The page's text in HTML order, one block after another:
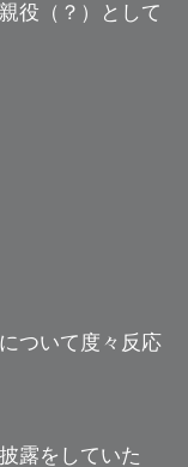
役（？）として
ついて度々反応
露をしていた